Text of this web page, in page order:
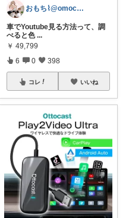
おもち⌇@omochi_mama3
車でYoutube見る方法って、調
べると色 ...
￥ 49,799
6 0 398
コレ いいね